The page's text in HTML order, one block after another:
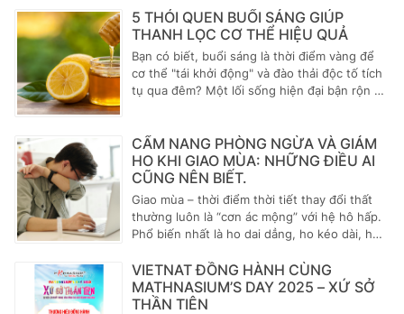
loại gia vị tự nhiên: Nghệ, Tỏi và Hành tây, và
cách tận dụng chúng để bảo vệ sức khỏe hô
hấp của bạn.
có đầy rẫy căng thẳng và ô nhiễm, gan của
chúng ta phải làm việc quá tải. Thói quen
thức khuya, sử dụng rượu bia, thuốc lá, và
tiêu thụ nhiều thực phẩm chế biến sẵn đã
khiến gan phải đối mặt với áp lực lớn. Khi
chức năng gan suy giảm, cơ thể sẽ có những
nổi mụn nhọt hay nóng trong người. Việc chủ
động giải độc gan và bảo vệ cơ quan này là
vô cùng cần thiết. Trong số các phương pháp
từ thiên nhiên, bào tử nấm linh chi nổi lên
như một giải pháp hiệu quả, an toàn và được
nhiều người tin dùng. Vậy tại sao bào tử nấm
linh chi lại có khả năng đặc biệt này?
5 THÓI QUEN BUỔI SÁNG GIÚP
THANH LỌC CƠ THỂ HIỆU QUẢ
Bạn có biết, buổi sáng là thời điểm vàng để
cơ thể "tái khởi động" và đào thải độc tố tích
tụ qua đêm? Một lối sống hiện đại bận rộn dễ
giản vào mỗi buổi sáng, bạn hoàn toàn có thể
giúp cơ thể được thanh lọc, cảm thấy tràn
đầy năng lượng và sẵn sàng cho một ngày
mới. Hãy cùng khám phá những bí quyết
"vàng" này.
CẨM NANG PHÒNG NGỪA VÀ GIẢM
HO KHI GIAO MÙA: NHỮNG ĐIỀU AI
CŨNG NÊN BIẾT.
Giao mùa – thời điểm thời tiết thay đổi thất
thường luôn là “cơn ác mộng” với hệ hô hấp.
Phổ biến nhất là ho dai dẳng, ho kéo dài, ho
VIETNAT ĐỒNG HÀNH CÙNG
MATHNASIUM’S DAY 2025 – XỨ SỞ
THẦN TIÊN